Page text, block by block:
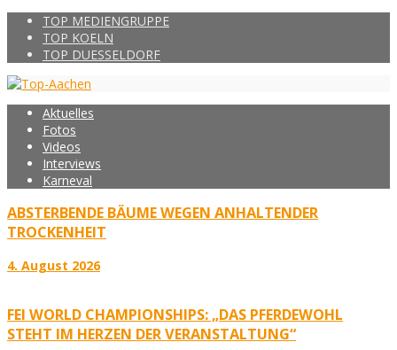
TOP MEDIENGRUPPE
TOP KOELN
TOP DUESSELDORF
Aktuelles
Fotos
Videos
Interviews
Karneval
ABSTERBENDE BÄUME WEGEN ANHALTENDER
TROCKENHEIT
4. August 2026
FEI WORLD CHAMPIONSHIPS: „DAS PFERDEWOHL
STEHT IM HERZEN DER VERANSTALTUNG“